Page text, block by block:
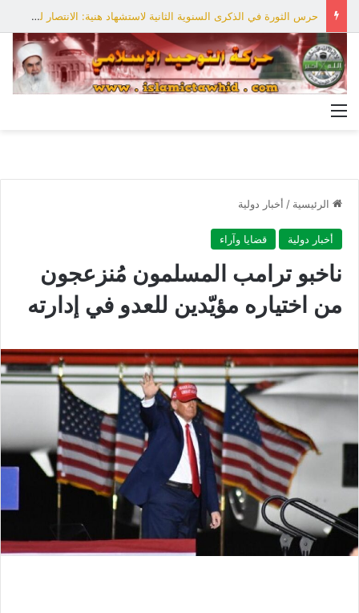
حرس الثورة في الذكرى السنوية الثانية لاستشهاد هنية: الانتصار لفلسطين أقرب
الرئيسية / أخبار دولية
أخبار دولية قضايا وآراء
ناخبو ترامب المسلمون مُنزعجون
من اختياره مؤيّدين للعدو في إدارته